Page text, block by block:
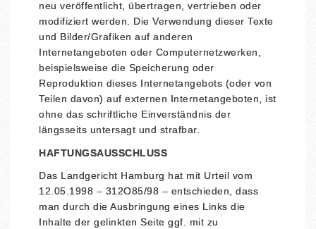
neu veröffentlicht, übertragen, vertrieben oder
modifiziert werden. Die Verwendung dieser Texte
und Bilder/Grafiken auf anderen
Internetangeboten oder Computernetzwerken,
beispielsweise die Speicherung oder
Reproduktion dieses Internetangebots (oder von
Teilen davon) auf externen Internetangeboten, ist
ohne das schriftliche Einverständnis der
längsseits untersagt und strafbar.
HAFTUNGSAUSSCHLUSS
Das Landgericht Hamburg hat mit Urteil vom
12.05.1998 – 312O85/98 – entschieden, dass
man durch die Ausbringung eines Links die
Inhalte der gelinkten Seite ggf. mit zu